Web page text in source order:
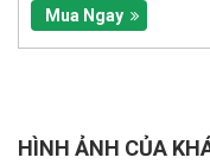
Mua Ngay
HÌNH ẢNH CỦA